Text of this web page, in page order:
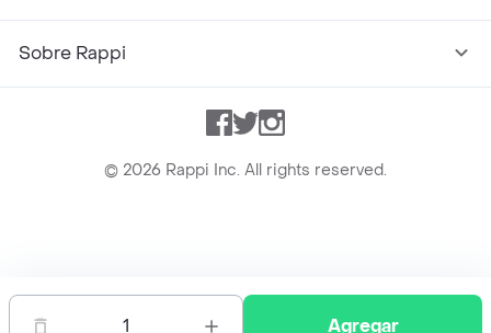
1 Agregar
Sobre Rappi
Facebook
TwitterInstagram
© 2026 Rappi Inc. All rights reserved.